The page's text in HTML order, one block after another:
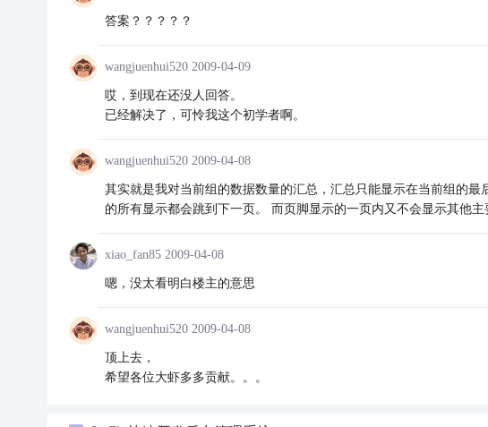
答案？？？？？
wangjuenhui520 2009-04-09
哎，到现在还没人回答。
已经解决了，可怜我这个初学者啊。
wangjuenhui520 2009-04-08
其实就是我对当前组的数据数量的汇总，汇总只能显示在当前组的
的所有显示都会跳到下一页。 而页脚显示的一页内又不会显示其他
xiao_fan85 2009-04-08
嗯，没太看明白楼主的意思
wangjuenhui520 2009-04-08
顶上去，
希望各位大虾多多贡献。。。